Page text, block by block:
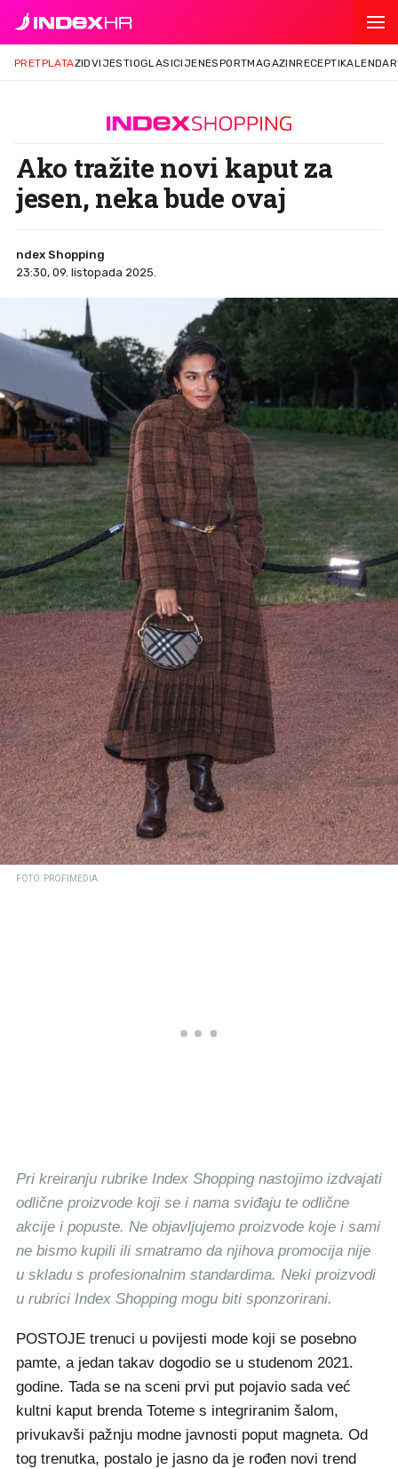
PRETPLATAZIDVIJESTIOGLASICIJENESPORTMAGAZINRECEPTIKALENDAR
Ako tražite novi kaput za
jesen, neka bude ovaj
ndex Shopping
23:30, 09. listopada 2025.
FOTO: PROFIMEDIA
Pri kreiranju rubrike Index Shopping nastojimo izdvajati
odlične proizvode koji se i nama sviđaju te odlične
akcije i popuste. Ne objavljujemo proizvode koje i sami
ne bismo kupili ili smatramo da njihova promocija nije
u skladu s profesionalnim standardima. Neki proizvodi
u rubrici Index Shopping mogu biti sponzorirani.
POSTOJE trenuci u povijesti mode koji se posebno
pamte, a jedan takav dogodio se u studenom 2021.
godine. Tada se na sceni prvi put pojavio sada već
kultni kaput brenda Toteme s integriranim šalom,
privukavši pažnju modne javnosti poput magneta. Od
tog trenutka, postalo je jasno da je rođen novi trend